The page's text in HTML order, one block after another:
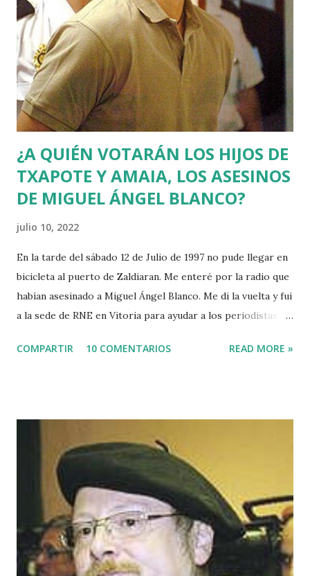
¿A QUIÉN VOTARÁN LOS HIJOS DE
TXAPOTE Y AMAIA, LOS ASESINOS
DE MIGUEL ÁNGEL BLANCO?
julio 10, 2022
En la tarde del sábado 12 de Julio de 1997 no pude llegar en
bicicleta al puerto de Zaldiaran. Me enteré por la radio que
habían asesinado a Miguel Ángel Blanco. Me di la vuelta y fui
a la sede de RNE en Vitoria para ayudar a los periodistas
pudiera ocurrir después de que se cumpliera el plazo de 48
Batasuna, Rufi Etxeberria, que hasta el año pasado fue
dirigente de Sortu. Tras aquel vil secuestro, las calles de
Euskadi dejaron de ser dominadas por ETA y su entorno
político. Nadie recuerda en Bilbao una manifestación mayor
que la que había pedido la liberación de Miguel Angel
Blanco horas antes de su asesinato: concentró a más de
medio millón de personas. Fuimos muchos los que
COMPARTIR 10 COMENTARIOS READ MORE »